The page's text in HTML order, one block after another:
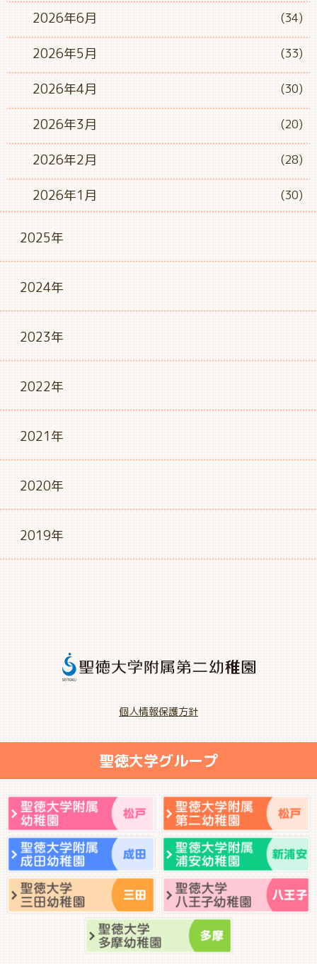
2026年6月 (34)
2026年5月 (33)
2026年4月 (30)
2026年3月 (20)
2026年2月 (28)
2026年1月 (30)
2025年
2024年
2023年
2022年
2021年
2020年
2019年
聖徳大学グループ
個人情報保護方針